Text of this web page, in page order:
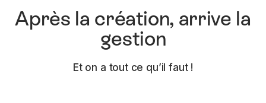
Après la création, arrive la
gestion
Et on a tout ce qu’il faut !